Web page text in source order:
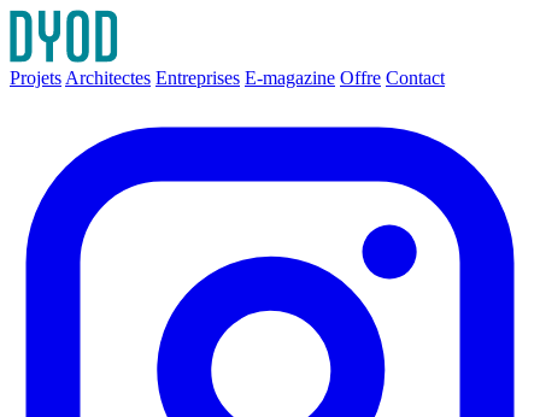
Projets Architectes Entreprises E-magazine Offre Contact